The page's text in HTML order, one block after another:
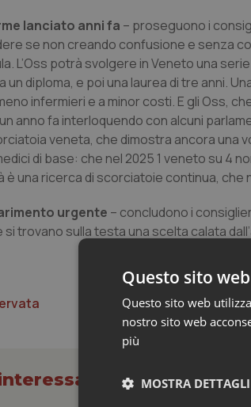
lanciato anni fa – proseguono i
se non creando confusione e senza
L’Oss potrà svolgere in Veneto una
un diploma, e poi una laurea di tre anni.
infermieri e a minor costi. E gli Oss,
anno fa interloquendo con alcuni
veneta, che dimostra ancora una
di base: che nel 2025 1 veneto su 4
è una ricerca di scorciatoie continua, che
urgente – concludono i
trovano sulla testa una scelta calata
in Regioni e Asl
Questo sito
Questo sito web
nostro sito web
più
MOSTRA DETTAGLI